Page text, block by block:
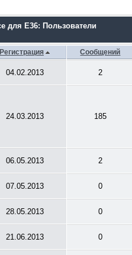
для Е36: Пользователи
Регистрация Сообщений
04.02.2013 2
24.03.2013 185
06.05.2013 2
07.05.2013 0
28.05.2013 0
21.06.2013 0